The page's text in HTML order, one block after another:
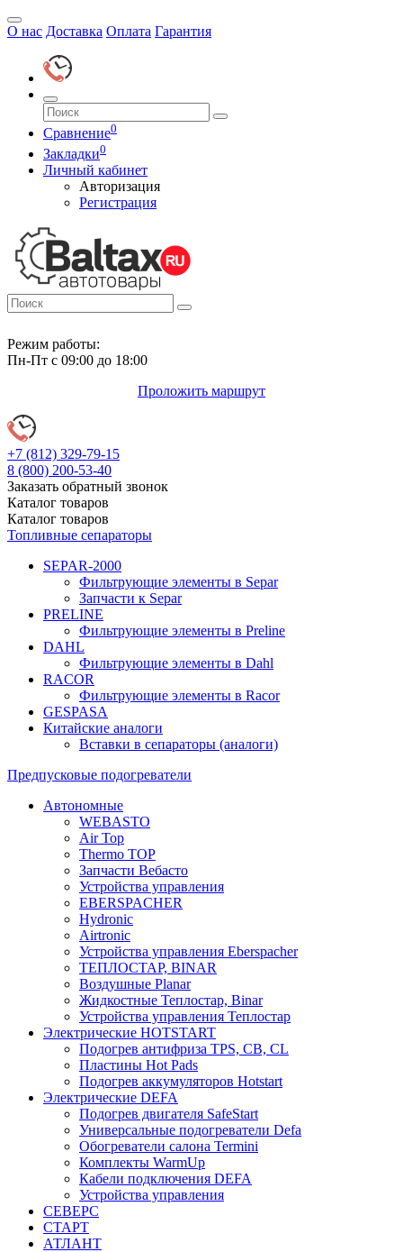
О нас Доставка Оплата Гарантия
Сравнение0
Закладки0
Личный кабинет
Авторизация
Регистрация
Режим работы:
Пн-Пт с 09:00 до 18:00
Проложить маршрут
+7 (812) 329-79-15
8 (800) 200-53-40
Заказать обратный звонок
Каталог товаров
Каталог товаров
Топливные сепараторы
SEPAR-2000
Фильтрующие элементы в Separ
Запчасти к Separ
PRELINE
Фильтрующие элементы в Preline
DAHL
Фильтрующие элементы в Dahl
RACOR
Фильтрующие элементы в Racor
GESPASA
Китайские аналоги
Вставки в сепараторы (аналоги)
Предпусковые подогреватели
Автономные
WEBASTO
Air Top
Thermo TOP
Запчасти Вебасто
Устройства управления
EBERSPACHER
Hydronic
Airtronic
Устройства управления Eberspacher
ТЕПЛОСТАР, BINAR
Воздушные Planar
Жидкостные Теплостар, Binar
Устройства управления Теплостар
Электрические HOTSTART
Подогрев антифриза TPS, CB, CL
Пластины Hot Pads
Подогрев аккумуляторов Hotstart
Электрические DEFA
Подогрев двигателя SafeStart
Универсальные подогреватели Defa
Обогреватели салона Termini
Комплекты WarmUp
Кабели подключения DEFA
Устройства управления
СЕВЕРС
СТАРТ
АТЛАНТ